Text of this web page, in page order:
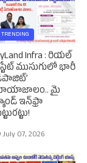
TRENDING
Infra : రియల్
ముసుగులో భారీ
మై
ఇన్‌ఫ్రా
July 07, 2026